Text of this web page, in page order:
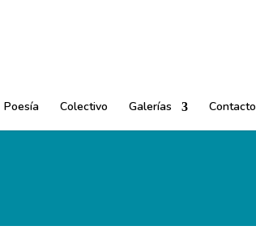
Poesía Colectivo Galerías Contacto